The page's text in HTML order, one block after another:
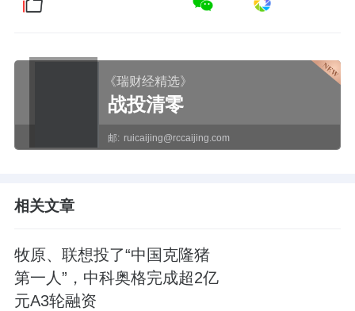
《瑞财经精选》
战投清零
邮: ruicaijing@rccaijing.com
相关文章
牧原、联想投了“中国克隆猪
第一人”，中科奥格完成超2亿
元A3轮融资